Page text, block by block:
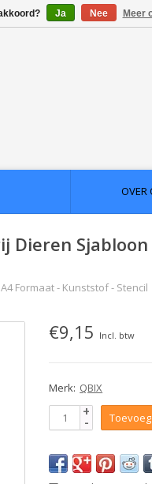
OVER
Dieren
Formaat - Kunststof - Stencil
€9,15 Incl. btw
Merk: QBIX
+
-
Ja Nee Meer